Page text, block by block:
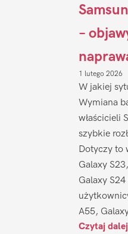
–
1 lutego 2026
W jakiej
Wymiana
właścicieli
szybkie
Dotyczy to
Galaxy
Galaxy
A55,
Czytaj dalej